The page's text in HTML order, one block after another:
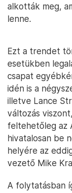
alkották meg,
lenne.
Ezt a trendet
esetükben
csapat
idén is a
illetve Lance
változás
feltehetőleg az
hivatalosan be
helyére az
vezető Mike
A folytatásban